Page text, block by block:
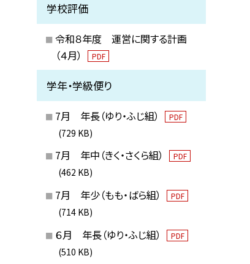
学校評価
令和８年度 運営に関する計画
（４月）
PDF
学年・学級便り
7月 年長（ゆり・ふじ組） PDF
(729 KB)
7月 年中（きく・さくら組） PDF
(462 KB)
7月 年少（もも・ばら組） PDF
(714 KB)
６月 年長（ゆり・ふじ組） PDF
(510 KB)